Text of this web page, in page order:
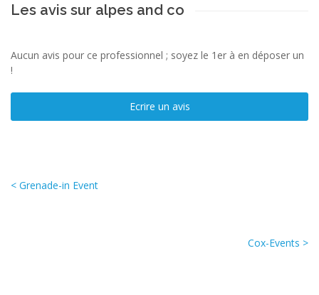
Les avis sur alpes and co
Aucun avis pour ce professionnel ; soyez le 1er à en déposer un
!
Ecrire un avis
< Grenade-in Event
Cox-Events >